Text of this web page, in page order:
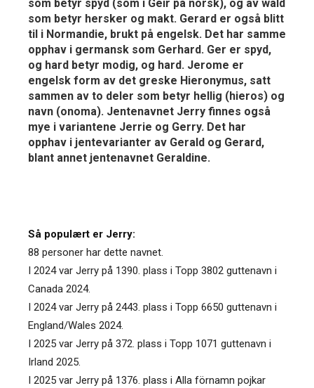
som betyr spyd (som i Geir på norsk), og av wald
som betyr hersker og makt. Gerard er også blitt
til i Normandie, brukt på engelsk. Det har samme
opphav i germansk som Gerhard. Ger er spyd,
og hard betyr modig, og hard. Jerome er
engelsk form av det greske Hieronymus, satt
sammen av to deler som betyr hellig (hieros) og
navn (onoma). Jentenavnet Jerry finnes også
mye i variantene Jerrie og Gerry. Det har
opphav i jentevarianter av Gerald og Gerard,
blant annet jentenavnet Geraldine.
Så populært er Jerry:
88 personer har dette navnet.
I 2024 var Jerry på 1390. plass i Topp 3802 guttenavn i
Canada 2024.
I 2024 var Jerry på 2443. plass i Topp 6650 guttenavn i
England/Wales 2024.
I 2025 var Jerry på 372. plass i Topp 1071 guttenavn i
Irland 2025.
I 2025 var Jerry på 1376. plass i Alla förnamn pojkar